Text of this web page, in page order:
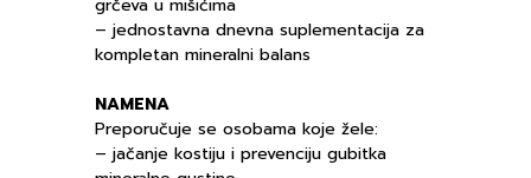
grčeva u mišićima
– jednostavna dnevna suplementacija za
kompletan mineralni balans
NAMENA
Preporučuje se osobama koje žele:
– jačanje kostiju i prevenciju gubitka